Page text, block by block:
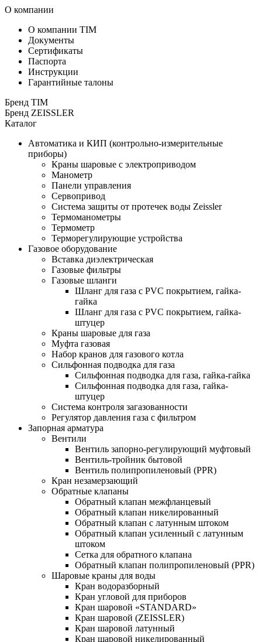
О компании
О компании TIM
Документы
Сертификаты
Паспорта
Инструкции
Гарантийные талоны
Бренд TIM
Бренд ZEISSLER
Каталог
Автоматика и КИП (контрольно-измерительные
приборы)
Краны шаровые с электроприводом
Манометр
Панели управления
Сервопривод
Система защиты от протечек воды Zeissler
Термоманометры
Термометр
Терморегулирующие устройства
Газовое оборудование
Вставка диэлектрическая
Газовые фильтры
Газовые шланги
Шланг для газа с PVC покрытием, гайка-
гайка
Шланг для газа с PVC покрытием, гайка-
штуцер
Краны шаровые для газа
Муфта газовая
Набор кранов для газового котла
Сильфонная подводка для газа
Сильфонная подводка для газа, гайка-гайка
Сильфонная подводка для газа, гайка-
штуцер
Система контроля загазованности
Регулятор давления газа с фильтром
Запорная арматура
Вентили
Вентиль запорно-регулирующий муфтовый
Вентиль-тройник бытовой
Вентиль полипропиленовый (PPR)
Кран незамерзающий
Обратные клапаны
Обратный клапан межфланцевый
Обратный клапан никелированный
Обратный клапан с латунным штоком
Обратный клапан усиленный с латунным
штоком
Сетка для обратного клапана
Обратный клапан полипропиленовый (PPR)
Шаровые краны для воды
Кран водоразборный
Кран угловой для приборов
Кран шаровой «STANDARD»
Кран шаровой (ZEISSLER)
Кран шаровой латунный
Кран шаровой никелированный